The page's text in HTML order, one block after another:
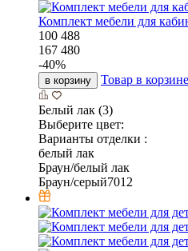
Комплект мебели для
100 488
167 480
-40%
в корзину Товар в корзине
Белый лак (3)
Выберите цвет:
Варианты отделки :
белый лак
Браун/белый лак
Браун/серый7012